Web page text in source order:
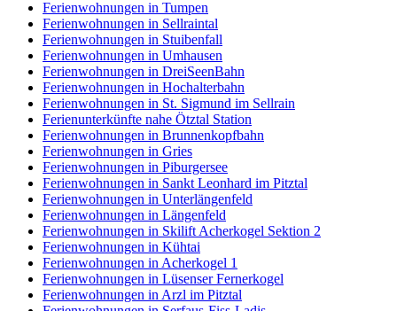
Ferienwohnungen in Tumpen
Ferienwohnungen in Sellraintal
Ferienwohnungen in Stuibenfall
Ferienwohnungen in Umhausen
Ferienwohnungen in DreiSeenBahn
Ferienwohnungen in Hochalterbahn
Ferienwohnungen in St. Sigmund im Sellrain
Ferienunterkünfte nahe Ötztal Station
Ferienwohnungen in Brunnenkopfbahn
Ferienwohnungen in Gries
Ferienwohnungen in Piburgersee
Ferienwohnungen in Sankt Leonhard im Pitztal
Ferienwohnungen in Unterlängenfeld
Ferienwohnungen in Längenfeld
Ferienwohnungen in Skilift Acherkogel Sektion 2
Ferienwohnungen in Kühtai
Ferienwohnungen in Acherkogel 1
Ferienwohnungen in Lüsenser Fernerkogel
Ferienwohnungen in Arzl im Pitztal